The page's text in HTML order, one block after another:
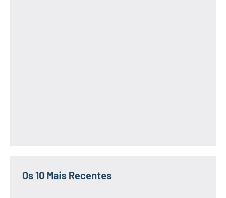
Os 10 Mais Recentes